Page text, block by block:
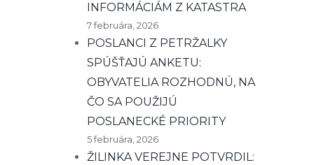
INFORMÁCIÁM Z KATASTRA
7 februára, 2026
POSLANCI Z PETRŽALKY
SPÚŠŤAJÚ ANKETU:
OBYVATELIA ROZHODNÚ, NA
ČO SA POUŽIJÚ
POSLANECKÉ PRIORITY
5 februára, 2026
ŽILINKA VEREJNE POTVRDIL: